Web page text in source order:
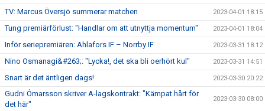
TV: Marcus Översjö summerar matchen 2023-04-01 18:15
Tung premiärförlust: "Handlar om att utnyttja momentum" 2023-04-01 18:04
Inför seriepremiären: Ahlafors IF – Norrby IF 2023-03-31 18:12
Nino Osmanagi&#263;: "Lycka!, det ska bli oerhört kul" 2023-03-31 14:51
Snart är det äntligen dags! 2023-03-30 20:22
Gudni Ómarsson skriver A-lagskontrakt: "Kämpat hårt för
det här"
2023-03-30 08:00